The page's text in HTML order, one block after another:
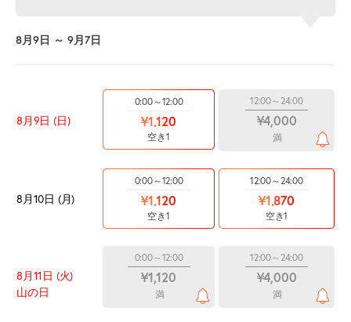
8月9日 ～ 9月7日
8月9日 (日)
0:00～12:00
¥1,120
空き1
12:00～24:00
¥4,000
満
8月10日 (月)
0:00～12:00
¥1,120
空き1
12:00～24:00
¥1,870
空き1
8月11日 (火)
山の日
0:00～12:00
¥1,120
満
12:00～24:00
¥4,000
満